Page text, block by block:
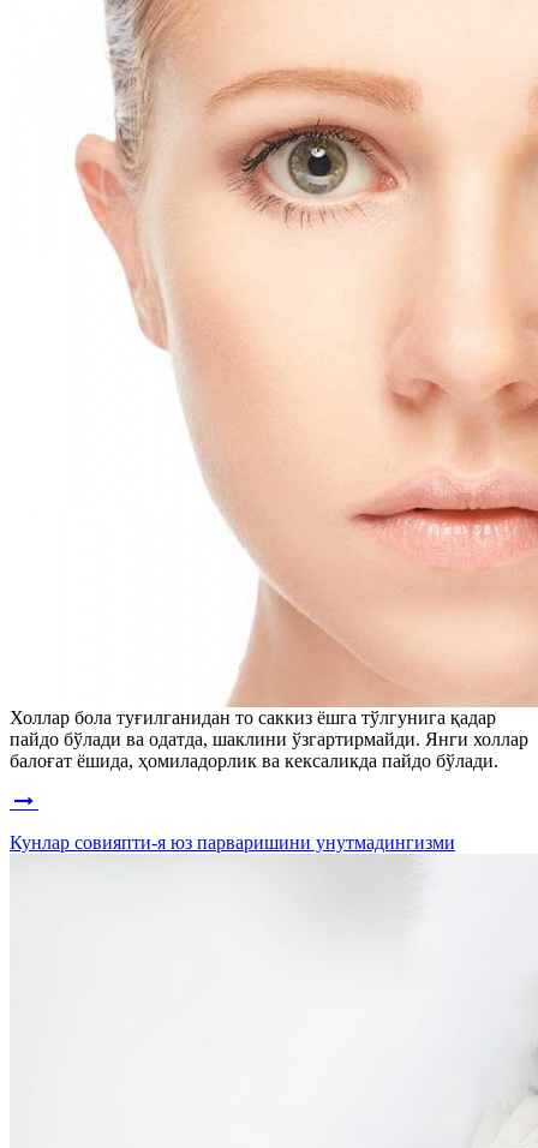
Холлар бола туғилганидан то саккиз ёшга тўлгунига қадар
пайдо бўлади ва одатда, шаклини ўзгартирмайди. Янги холлар
балоғат ёшида, ҳомиладорлик ва кексаликда пайдо бўлади.
Кунлар совияпти-я юз парваришини унутмадингизми